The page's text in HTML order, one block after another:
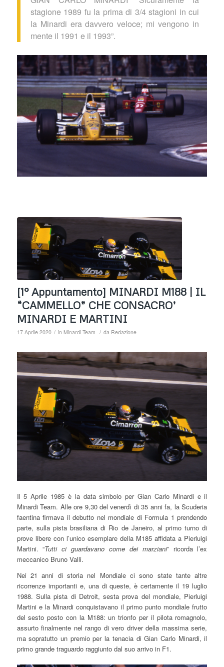
stagione 1989 fu la prima di 3/4 stagioni in cui
la Minardi era davvero veloce; mi vengono in
mente il 1991 e il 1993”.
[1° Appuntamento] MINARDI M188 | IL
“CAMMELLO” CHE CONSACRO’
MINARDI E MARTINI
17 Aprile 2020 / in Minardi Team / da Redazione
Il 5 Aprile 1985 è la data simbolo per Gian Carlo Minardi e il
Minardi Team. Alle ore 9,30 del venerdì di 35 anni fa, la Scuderia
faentina firmava il debutto nel mondiale di Formula 1 prendendo
parte, sulla pista brasiliana di Rio de Janeiro, al primo turno di
prove libere con l’unico esemplare della M185 affidata a Pierluigi
Martini. “Tutti ci guardavano come dei marziani” ricorda l’ex
meccanico Bruno Valli.
Nei 21 anni di storia nel Mondiale ci sono state tante altre
ricorrenze importanti e, una di queste, è certamente il 19 luglio
1988. Sulla pista di Detroit, sesta prova del mondiale, Pierluigi
Martini e la Minardi conquistavano il primo punto mondiale frutto
del sesto posto con la M188: un trionfo per il pilota romagnolo,
assurto finalmente nel rango di vero driver della massima serie,
ma sopratutto un premio per la tenacia di Gian Carlo Minardi, il
primo grande traguardo raggiunto dal suo arrivo in F1.